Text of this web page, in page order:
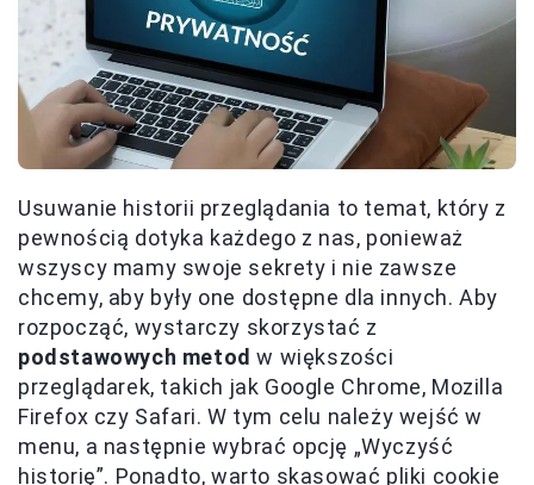
Usuwanie historii przeglądania to temat, który z
pewnością dotyka każdego z nas, ponieważ
wszyscy mamy swoje sekrety i nie zawsze
chcemy, aby były one dostępne dla innych. Aby
rozpocząć, wystarczy skorzystać z
podstawowych metod w większości
przeglądarek, takich jak Google Chrome, Mozilla
Firefox czy Safari. W tym celu należy wejść w
menu, a następnie wybrać opcję „Wyczyść
historię”. Ponadto, warto skasować pliki cookie